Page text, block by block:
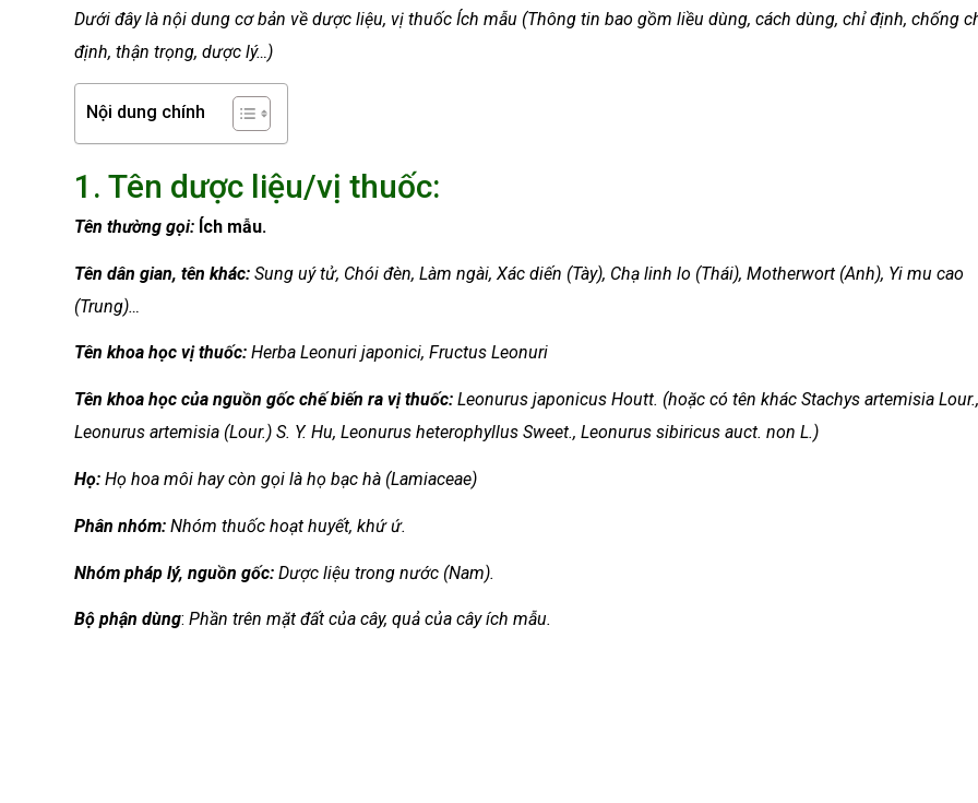
Dưới đây là nội dung cơ bản về dược liệu, vị thuốc Ích mẫu (Thông tin bao gồm liều dùng, cách dùng, chỉ định, chống
định, thận trọng, dược lý…)
Nội dung chính
1. Tên dược liệu/vị thuốc:
Tên thường gọi: Ích mẫu.
Tên dân gian, tên khác: Sung uý tử, Chói đèn, Làm ngài, Xác diến (Tày), Chạ linh lo (Thái), Motherwort (Anh), Yi mu cao
(Trung)…
Tên khoa học vị thuốc: Herba Leonuri japonici, Fructus Leonuri
Tên khoa học của nguồn gốc chế biến ra vị thuốc: Leonurus japonicus Houtt. (hoặc có tên khác Stachys artemisia Lour.,
Leonurus artemisia (Lour.) S. Y. Hu, Leonurus heterophyllus Sweet., Leonurus sibiricus auct. non L.)
Họ: Họ hoa môi hay còn gọi là họ bạc hà (Lamiaceae)
Phân nhóm: Nhóm thuốc hoạt huyết, khứ ứ.
Nhóm pháp lý, nguồn gốc: Dược liệu trong nước (Nam).
Bộ phận dùng: Phần trên mặt đất của cây, quả của cây ích mẫu.